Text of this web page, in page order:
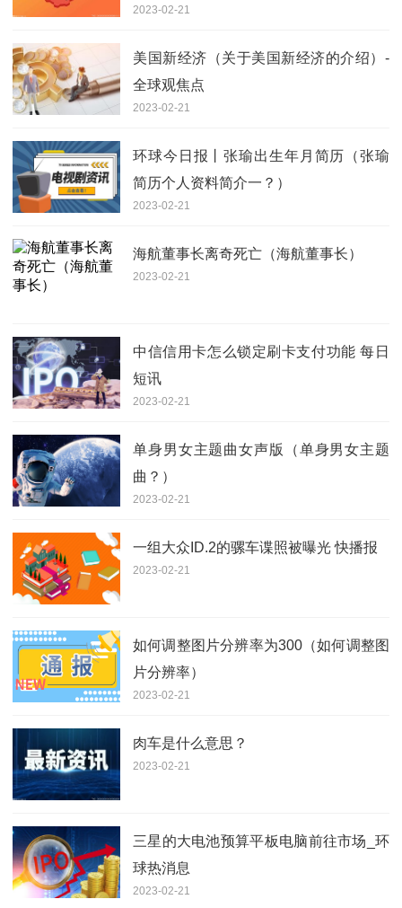
2023-02-21
美国新经济（关于美国新经济的介绍）-
全球观焦点
2023-02-21
环球今日报丨张瑜出生年月简历（张瑜
简历个人资料简介一？）
2023-02-21
海航董事长离奇死亡（海航董事长）
2023-02-21
中信信用卡怎么锁定刷卡支付功能 每日
短讯
2023-02-21
单身男女主题曲女声版（单身男女主题
曲？）
2023-02-21
一组大众ID.2的骡车谍照被曝光 快播报
2023-02-21
如何调整图片分辨率为300（如何调整图
片分辨率）
2023-02-21
肉车是什么意思？
2023-02-21
三星的大电池预算平板电脑前往市场_环
球热消息
2023-02-21